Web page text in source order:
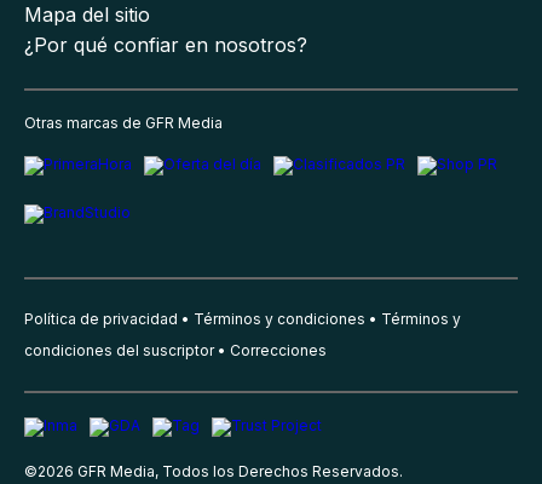
Mapa del sitio
¿Por qué confiar en nosotros?
Otras marcas de GFR Media
Política de privacidad Términos y condiciones
Términos y
condiciones del suscriptor
Correcciones
©2026 GFR Media, Todos los Derechos Reservados.